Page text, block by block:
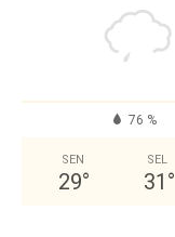
76 %
SEN
29°
SEL
31 °